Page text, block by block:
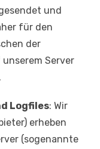
und
für den
der
Server
Logfiles: Wir
erheben
(sogenannte